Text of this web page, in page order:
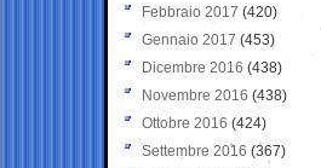
Febbraio 2017 (420)
Gennaio 2017 (453)
Dicembre 2016 (438)
Novembre 2016 (438)
Ottobre 2016 (424)
Settembre 2016 (367)